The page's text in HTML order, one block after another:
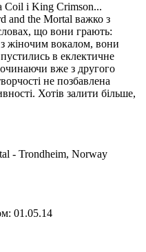
Coil i King Crimson...
and the Mortal важко з
що вони грають:
жіночим вокалом, вони
в еклектичне
вже з другого
не позбавлена
Хотів залити більше,
- Trondheim, Norway
01.05.14